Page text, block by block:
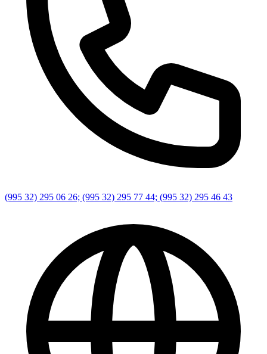
(995 32) 295 06 26; (995 32) 295 77 44; (995 32) 295 46 43